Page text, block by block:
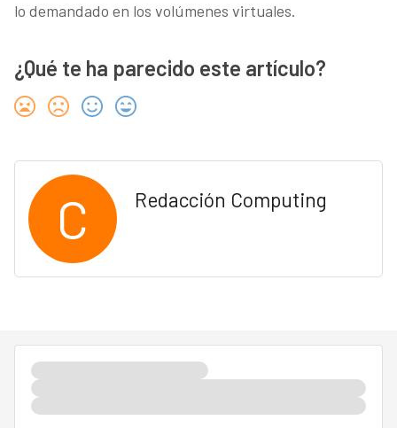
lo demandado en los volúmenes virtuales.
¿Qué te ha parecido este artículo?
C Redacción Computing